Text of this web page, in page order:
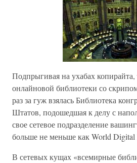
Подпрыгивая на ухабах копирайта,
онлайновой библиотеки со
раз за гуж взялась Библиотека
Штатов, подошедшая к делу с
свое сетевое подразделение
больше не меньше как World Digital
В сетевых кущах «всемирные